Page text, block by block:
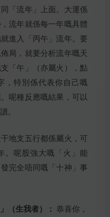
「流年」上面。大運係
流年就係每一年嘅具體
進入「丙午」流年。要
局，就要分析流年嘅天
「午」（亦屬火），點
，特別係代表你自己嘅
呢種反應嘅結果，可以
。
地支五行都係屬火，可
。呢股強大嘅「火」能
完全唔同嘅「十神」事
（生我者）： 恭喜你，